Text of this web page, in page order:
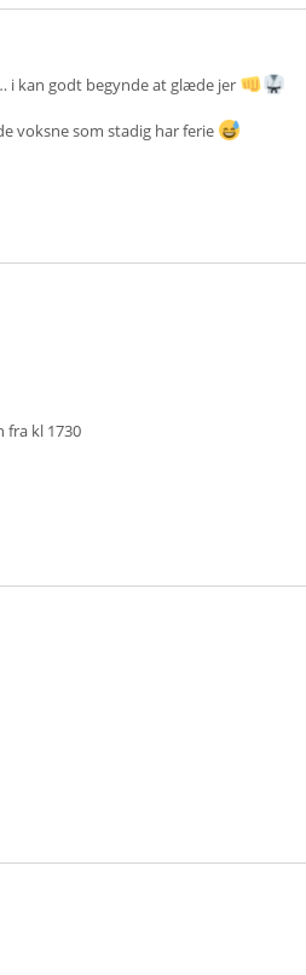
i kan godt begynde at glæde jer
voksne som stadig har ferie
kl 1730